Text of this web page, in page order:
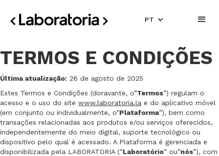
PT
TERMOS E CONDIÇÕES
Última atualização: 26 de agosto de 2025
Estes Termos e Condições (doravante, o”Termos”) regulam o
acesso e o uso do site www.laboratoria.la e do aplicativo móvel
(em conjunto ou individualmente, o”Plataforma”), bem como
transações relacionadas aos produtos e/ou serviços oferecidos,
independentemente do meio digital, suporte tecnológico ou
dispositivo pelo qual é acessado. A Plataforma é gerenciada e
disponibilizada pela LABORATORIA (”Laboratório” ou”nós”), com